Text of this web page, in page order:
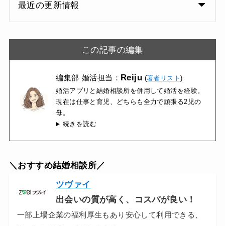
最近の更新情報
この記事の編集
編集部 婚活担当： Reiju (著者リスト )
婚活アプリと結婚相談所を併用して婚活を経験。
現在は仕事と育児、どちらも全力で頑張る2児の
母。
続きを読む
＼おすすめ結婚相談所／
ツヴァイ
出会いの質が高く、コスパが良い！
一部上場企業の福利厚生もあり安心して利用できる、